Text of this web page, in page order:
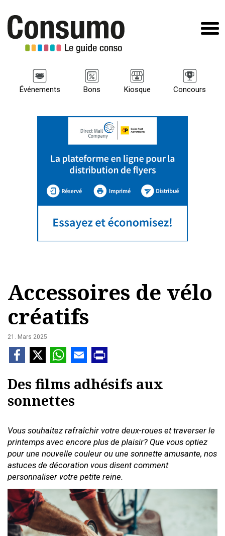
Événements Bons Kiosque Concours
Accessoires de vélo
créatifs
21. Mars 2025
Des films adhésifs aux
sonnettes
Vous souhaitez rafraîchir votre deux-roues et traverser le
printemps avec encore plus de plaisir? Que vous optiez
pour une nouvelle couleur ou une sonnette amusante, nos
astuces de décoration vous disent comment
personnaliser votre petite reine.